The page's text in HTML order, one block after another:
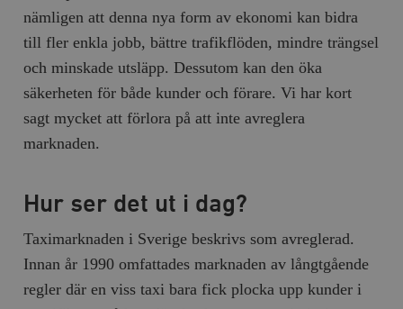
nämligen att denna nya form av ekonomi kan bidra
till fler enkla jobb, bättre trafikflöden, mindre trängsel
och minskade utsläpp. Dessutom kan den öka
säkerheten för både kunder och förare. Vi har kort
sagt mycket att förlora på att inte avreglera
marknaden.
Hur ser det ut i dag?
Taximarknaden i Sverige beskrivs som avreglerad.
Innan år 1990 omfattades marknaden av långtgående
regler där en viss taxi bara fick plocka upp kunder i